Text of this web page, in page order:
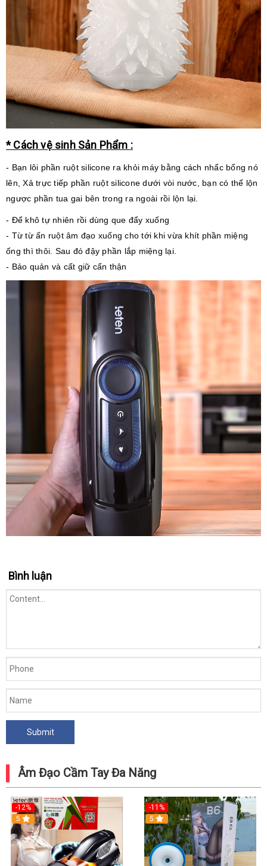
* Cách vệ sinh Sản Phẩm :
- Bạn lôi phần ruột silicone ra khỏi máy bằng cách nhấc bổng nó
lên,Xả trực tiếp phần ruột silicone dưới vòi nước, bạn có thể lộn
ngược phần tua gai bên trong ra ngoài rồi lộn lại.
- Để khô tự nhiên rồi dùng que đẩy xuống
- Từ từ ấn ruột âm đạo xuống cho tới khi vừa khít phần miệng
ống thì thôi. Sau đó đậy phần lắp miệng lại.
- Bảo quản và cất giữ cẩn thận
Bình luận
Âm Đạo Cầm Tay Đa Năng
-12%
5
-11%
5